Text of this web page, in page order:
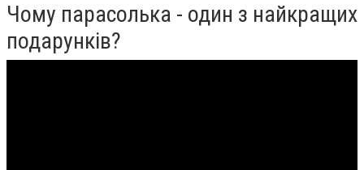
Чому парасолька - один з найкращих
подарунків?